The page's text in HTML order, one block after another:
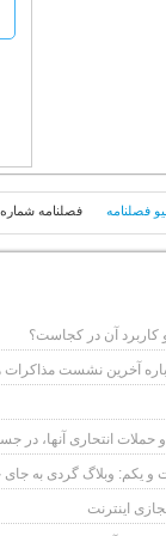
فصلنامه فصلنامه شماره 75 (تابستان 1400)
کاربرد آن در کجاست؟
انتحاری آنها، در
و یکم: وبلاگ گردی به جای
اینترنت